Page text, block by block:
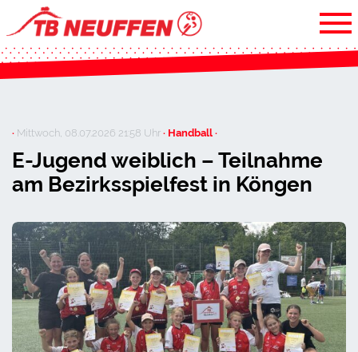
· Mittwoch, 08.07.2026 21:58 Uhr· Handball ·
E-Jugend weiblich – Teilnahme
am Bezirksspielfest in Köngen